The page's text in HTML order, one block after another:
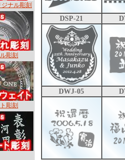
ナル彫刻
彫刻
彫刻
DSP-21
DWJ-05